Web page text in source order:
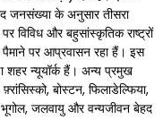
जनसंख्या के अनुसार तीसरा
और बहुसांस्कृतिक राष्ट्रों
पर आप्रवासन रहा हैं। इस
शहर न्यूयॉर्क हैं। अन्य प्रमुख
बोस्टन, फिलाडेल्फिया,
जलवायु और वन्यजीवन बेहद